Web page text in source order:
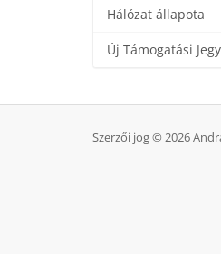
Hálózat állapota
Új Támogatási Jegy
Szerzői jog © 2026